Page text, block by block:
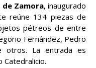
de Zamora, inaugurado
reúne 134 piezas de
pétreos de entre
Fernández, Pedro
otros. La entrada es
Catedralicio.